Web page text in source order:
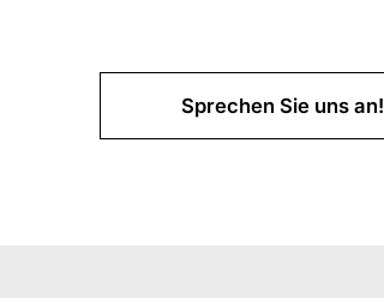
Sprechen Sie uns an!